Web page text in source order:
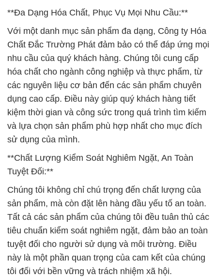
**Đa Dạng Hóa Chất, Phục Vụ Mọi Nhu Cầu:**
Với một danh mục sản phẩm đa dạng, Công ty Hóa
Chất Đắc Trường Phát đảm bảo có thể đáp ứng mọi
nhu cầu của quý khách hàng. Chúng tôi cung cấp
hóa chất cho ngành công nghiệp và thực phẩm, từ
các nguyên liệu cơ bản đến các sản phẩm chuyên
dụng cao cấp. Điều này giúp quý khách hàng tiết
kiệm thời gian và công sức trong quá trình tìm kiếm
và lựa chọn sản phẩm phù hợp nhất cho mục đích
sử dụng của mình.
**Chất Lượng Kiểm Soát Nghiêm Ngặt, An Toàn
Tuyệt Đối:**
Chúng tôi không chỉ chú trọng đến chất lượng của
sản phẩm, mà còn đặt lên hàng đầu yếu tố an toàn.
Tất cả các sản phẩm của chúng tôi đều tuân thủ các
tiêu chuẩn kiểm soát nghiêm ngặt, đảm bảo an toàn
tuyệt đối cho người sử dụng và môi trường. Điều
này là một phần quan trọng của cam kết của chúng
tôi đối với bền vững và trách nhiệm xã hội.